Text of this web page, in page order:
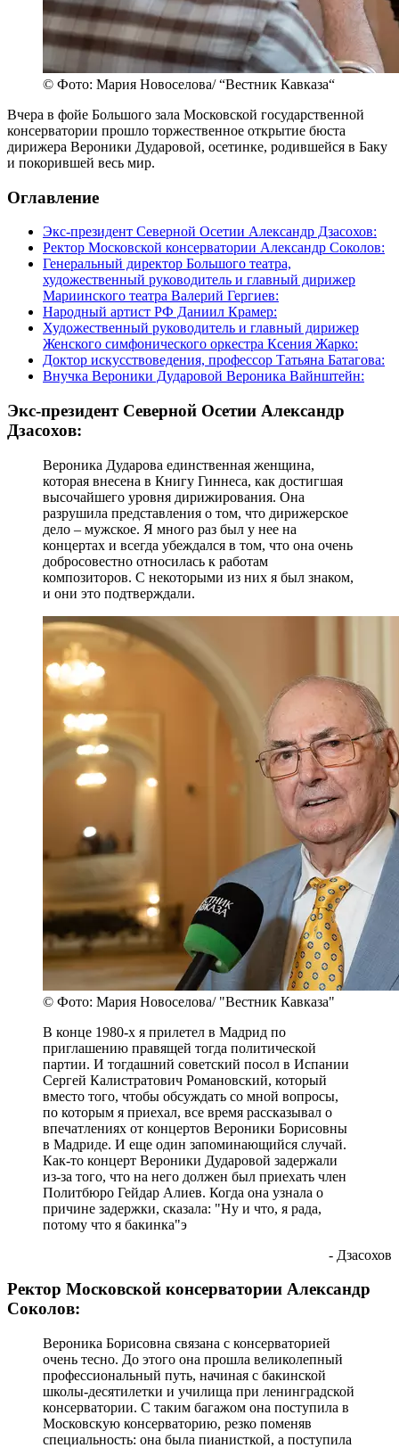
© Фото: Мария Новоселова/ “Вестник Кавказа“
Вчера в фойе Большого зала Московской государственной
консерватории прошло торжественное открытие бюста
дирижера Вероники Дударовой, осетинке, родившейся в Баку
и покорившей весь мир.
Оглавление
Экс-президент Северной Осетии Александр Дзасохов:
Ректор Московской консерватории Александр Соколов:
Генеральный директор Большого театра,
художественный руководитель и главный дирижер
Мариинского театра Валерий Гергиев:
Народный артист РФ Даниил Крамер:
Художественный руководитель и главный дирижер
Женского симфонического оркестра Ксения Жарко:
Доктор искусствоведения, профессор Татьяна Батагова:
Внучка Вероники Дударовой Вероника Вайнштейн:
Экс-президент Северной Осетии Александр
Дзасохов:
Вероника Дударова единственная женщина,
которая внесена в Книгу Гиннеса, как достигшая
высочайшего уровня дирижирования. Она
разрушила представления о том, что дирижерское
дело – мужское. Я много раз был у нее на
концертах и всегда убеждался в том, что она очень
добросовестно относилась к работам
композиторов. С некоторыми из них я был знаком,
и они это подтверждали.
© Фото: Мария Новоселова/ "Вестник Кавказа"
В конце 1980-х я прилетел в Мадрид по
приглашению правящей тогда политической
партии. И тогдашний советский посол в Испании
Сергей Калистратович Романовский, который
вместо того, чтобы обсуждать со мной вопросы,
по которым я приехал, все время рассказывал о
впечатлениях от концертов Вероники Борисовны
в Мадриде. И еще один запоминающийся случай.
Как-то концерт Вероники Дударовой задержали
из-за того, что на него должен был приехать член
Политбюро Гейдар Алиев. Когда она узнала о
причине задержки, сказала: "Ну и что, я рада,
потому что я бакинка"э
- Дзасохов
Ректор Московской консерватории Александр
Соколов:
Вероника Борисовна связана с консерваторией
очень тесно. До этого она прошла великолепный
профессиональный путь, начиная с бакинской
школы-десятилетки и училища при ленинградской
консерватории. С таким багажом она поступила в
Московскую консерваторию, резко поменяв
специальность: она была пианисткой, а поступила